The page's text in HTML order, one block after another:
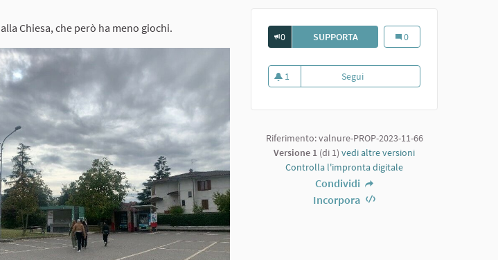
Chiesa, che però ha meno giochi.
0 SUPPORTAIL PARCO DELL'ACQUA DI
Il Parco dell'acqua di
0
1
1 sostenitori
Segui
Riferimento: valnure-PROP-2023-11-66
Versione 1 (di 1) vedi altre versioni
Controlla l'impronta digitale
Condividi
Incorpora